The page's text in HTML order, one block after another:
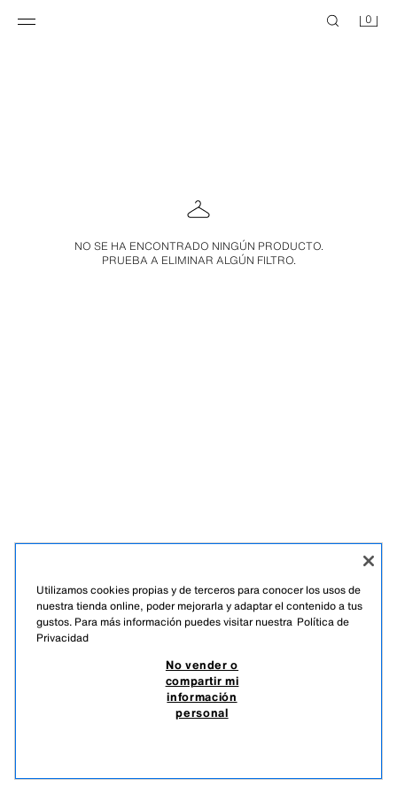
0
NO SE HA ENCONTRADO NINGÚN PRODUCTO.
PRUEBA A ELIMINAR ALGÚN FILTRO.
NO VENDER O COMPARTIR MI INFORMACIÓN PERSONAL
ZARA / NIÑOS
Utilizamos cookies propias y de terceros para conocer los usos de
nuestra tienda online, poder mejorarla y adaptar el contenido a tus
gustos. Para más información puedes visitar nuestra Política de
Privacidad
No vender o
compartir mi
información
personal